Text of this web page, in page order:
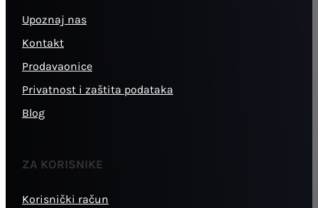
Upoznaj nas
Kontakt
Prodavaonice
Privatnost i zaštita podataka
Blog
ZA KORISNIKE
Korisnički račun